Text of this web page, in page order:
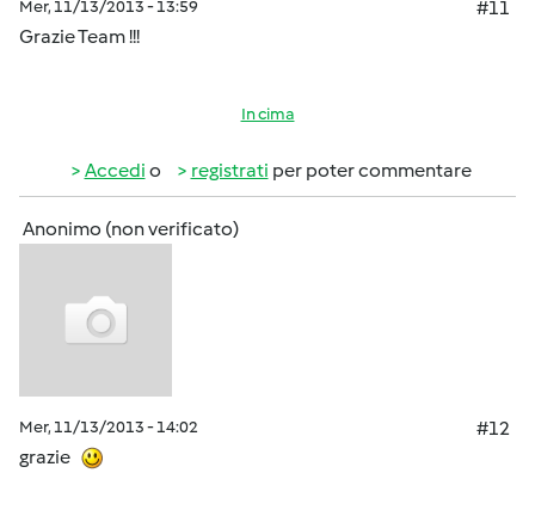
Mer, 11/13/2013 - 13:59
#11
Grazie Team !!!
In cima
Accedi o registrati per poter commentare
Anonimo (non verificato)
Mer, 11/13/2013 - 14:02
#12
grazie